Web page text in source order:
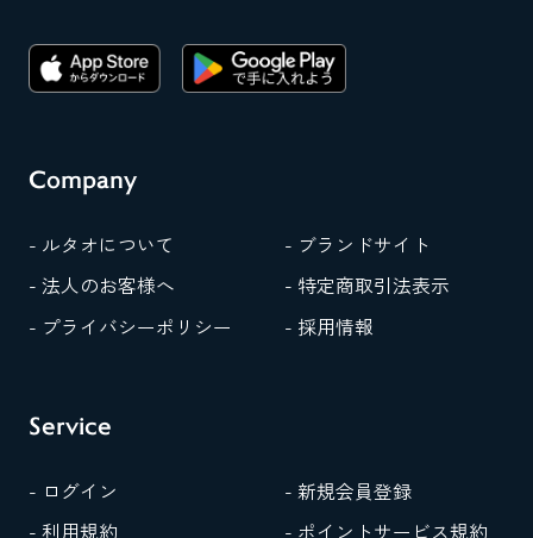
Company
- ルタオについて
- ブランドサイト
- 法人のお客様へ
- 特定商取引法表示
- プライバシーポリシー
- 採用情報
Service
- ログイン
- 新規会員登録
- 利用規約
- ポイントサービス規約